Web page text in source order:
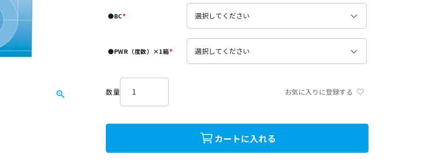
●BC
)
●PWR（度数）×1箱
お気に入りに登録する
カートに入れる